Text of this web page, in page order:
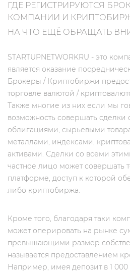
ГДЕ РЕГИСТРИРУЮТСЯ
КОМПАНИИ И
НА ЧТО ЕЩЁ ОБРАЩАТЬ
STARTUPNETWORKRU - это
является оказание
Брокеры / Криптобиржи
торговле валютой /
Также многие из них если мы
возможность совершать
облигациями, сырьевыми
металлами, индексами,
активами. Сделки со всеми
частное лицо может совершать
платформе, доступ к которой
либо криптобиржа.
Кроме того, благодаря таки
может оперировать на рынке
превышающими размер
называется предоставлением
Например, имея депозит в 1